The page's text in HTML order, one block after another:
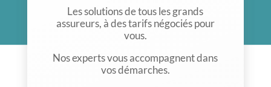
Les solutions de tous les grands
assureurs, à des tarifs négociés pour
vous.
Nos experts vous accompagnent dans
vos démarches.